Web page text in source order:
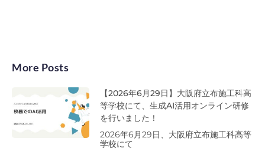
More Posts
【2026年6月29日】大阪府立布施工科高
等学校にて、生成AI活用オンライン研修
を行いました！
2026年6月29日、大阪府立布施工科高等
学校にて